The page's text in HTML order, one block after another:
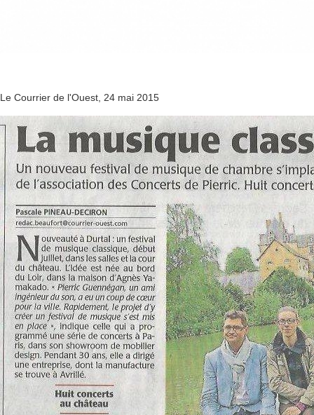
Le Courrier de l'Ouest, 24 mai 2015